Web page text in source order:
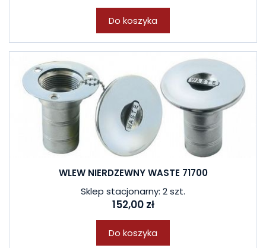
Do koszyka
WLEW NIERDZEWNY WASTE 71700
Sklep stacjonarny: 2 szt.
152,00 zł
Do koszyka